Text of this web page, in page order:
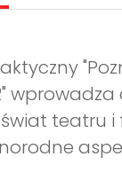
teatru i